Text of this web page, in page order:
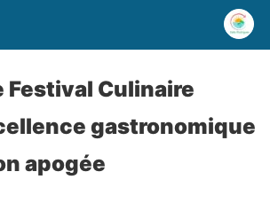
Festival Culinaire
gastronomique
apogée